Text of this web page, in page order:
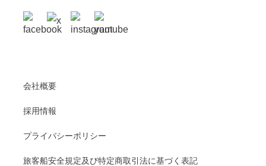
会社概要
採用情報
プライバシーポリシー
旅客船安全規定及び特定商取引法に基づく表記